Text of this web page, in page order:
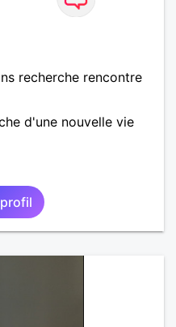
recherche rencontre
d'une nouvelle vie